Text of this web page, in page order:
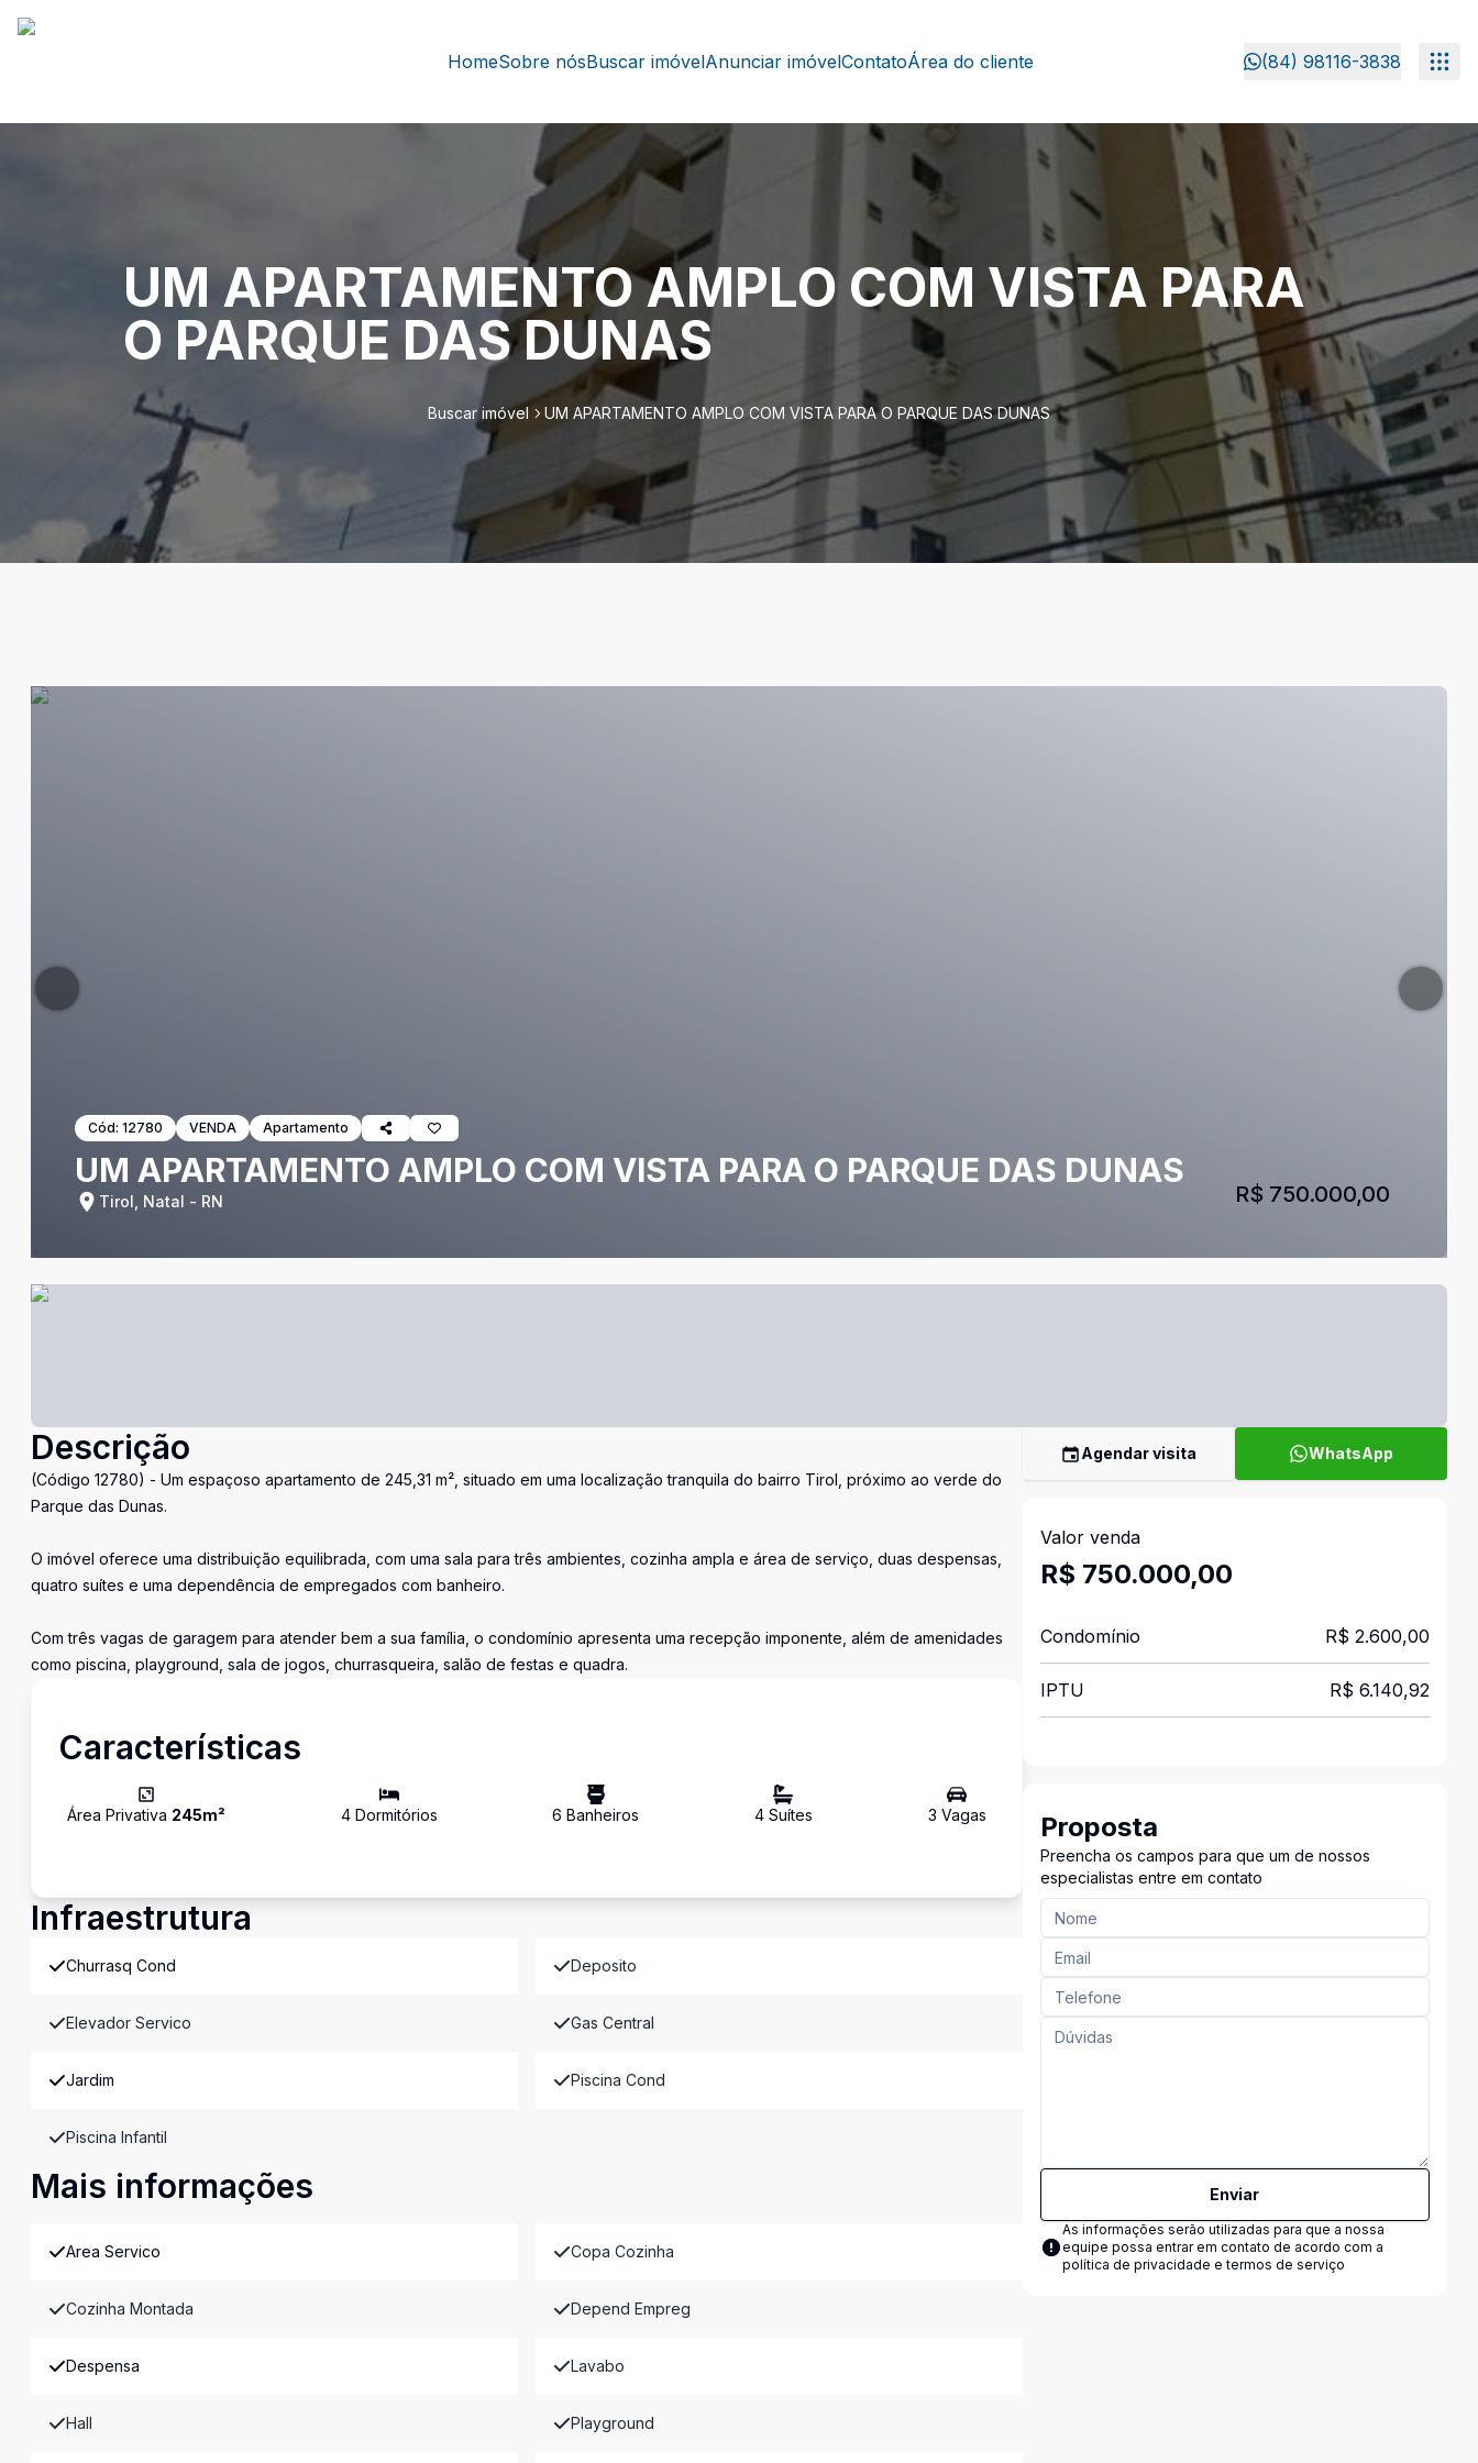
HomeSobre nósBuscar imóvelAnunciar imóvelContatoÁrea do cliente (84) 98116-3838
UM APARTAMENTO AMPLO COM VISTA PARA
O PARQUE DAS DUNAS
Buscar imóvel UM APARTAMENTO AMPLO COM VISTA PARA O PARQUE DAS DUNAS
Cód: 12780 VENDA Apartamento
UM APARTAMENTO AMPLO COM VISTA PARA O PARQUE DAS DUNAS
Tirol, Natal - RN R$ 750.000,00
Descrição
(Código 12780) - Um espaçoso apartamento de 245,31 m², situado em uma localização tranquila do bairro Tirol, próximo ao verde do
Parque das Dunas.
O imóvel oferece uma distribuição equilibrada, com uma sala para três ambientes, cozinha ampla e área de serviço, duas despensas,
quatro suítes e uma dependência de empregados com banheiro.
Com três vagas de garagem para atender bem a sua família, o condomínio apresenta uma recepção imponente, além de amenidades
como piscina, playground, sala de jogos, churrasqueira, salão de festas e quadra.
Características
Área Privativa 245m² 4Dormitórios 6 Banheiros 4Suítes 3 Vagas
Infraestrutura
Churrasq Cond Deposito
Elevador Servico Gas Central
Jardim Piscina Cond
Piscina Infantil
Mais informações
Area Servico Copa Cozinha
Cozinha Montada Depend Empreg
Despensa Lavabo
Hall Playground
Agendar visita WhatsApp
Valor venda
R$ 750.000,00
Condomínio R$ 2.600,00
IPTU R$ 6.140,92
Proposta
Preencha os campos para que um de nossos
especialistas entre em contato
Enviar
As informações serão utilizadas para que a nossa
equipe possa entrar em contato de acordo com a
política de privacidade e termos de serviço